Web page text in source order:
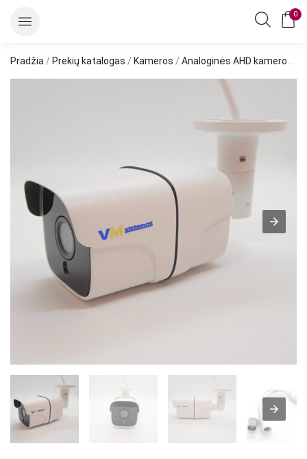
0
Pradžia / Prekių katalogas / Kameros / Analoginės AHD kameros